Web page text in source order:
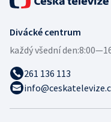
Divácké centrum
každý všední den:
261 136 113